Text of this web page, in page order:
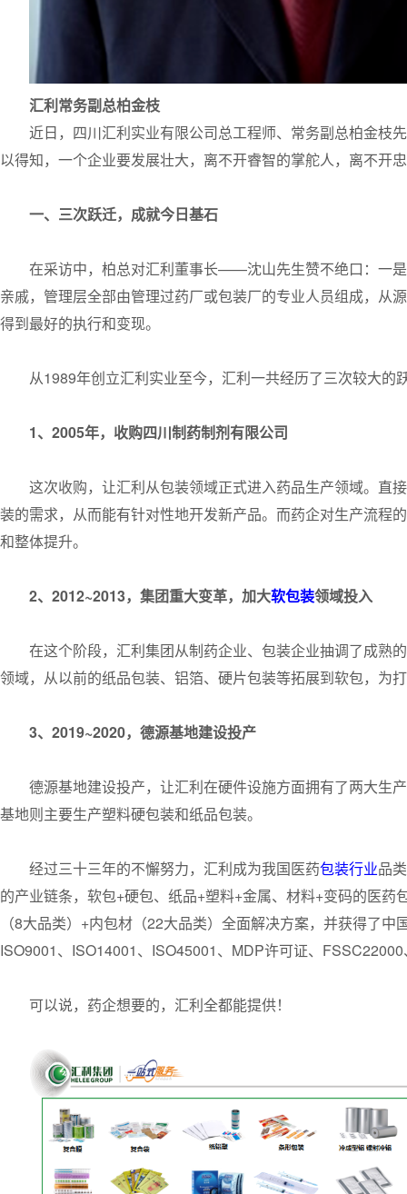
汇利常务副总柏金枝
近日，四川汇利实业有限公司总工程师、常务副总柏金枝
以得知，一个企业要发展壮大，离不开睿智的掌舵人，离不开
一、三次跃迁， 成就今日基石
在采访中，柏总对汇利董事长——沈山先生赞不绝口：一
亲戚，管理层全部由管理过药厂或包装厂的专业人员组成，从
得到最好的执行和变现。
从1989年创立汇利实业至今，汇利一共经历了三次较大的
1、2005年，收购四川制药制剂有限公司
这次收购，让汇利从包装领域正式进入药品生产领域。直
装的需求，从而能有针对性地开发新产品。而药企对生产流程
和整体提升。
2、2012~2013，集团重大变革，加大软包装领域投入
在这个阶段，汇利集团从制药企业、包装企业抽调了成熟
领域，从以前的纸品包装、铝箔、硬片包装等拓展到软包，为
3、2019~2020，德源基地建设投产
德源基地建设投产，让汇利在硬件设施方面拥有了两大生
基地则主要生产塑料硬包装和纸品包装。
经过三十三年的不懈努力，汇利成为我国医药包装行业品
的产业链条，软包+硬包、纸品+塑料+金属、材料+变码的医
（8大品类）+内包材（22大品类）全面解决方案，并获得了
ISO9001、ISO14001、ISO45001、MDP许可证、
可以说，药企想要的，汇利全都能提供！